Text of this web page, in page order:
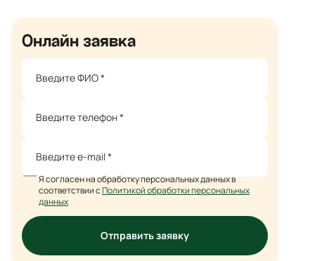
Онлайн заявка
Я согласен на обработку персональных данных в
соответствии сПолитикой обработки персональных
данных
Отправить заявку